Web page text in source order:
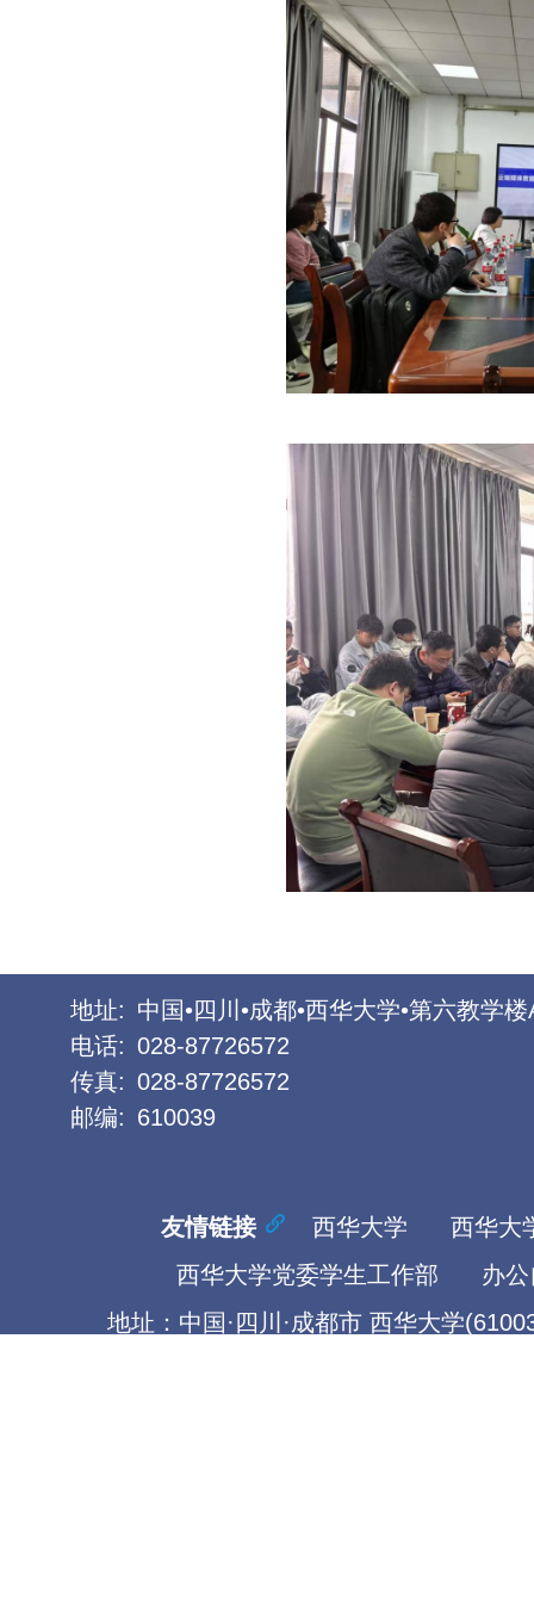
地址: 中国•四川•成都•西华大学•第六教学楼
电话: 028-87726572
传真: 028-87726572
邮编: 610039
友情链接 西华大学
西华大
西华大学党委学生工作部
办
地址：中国·四川·成都市 西华大学